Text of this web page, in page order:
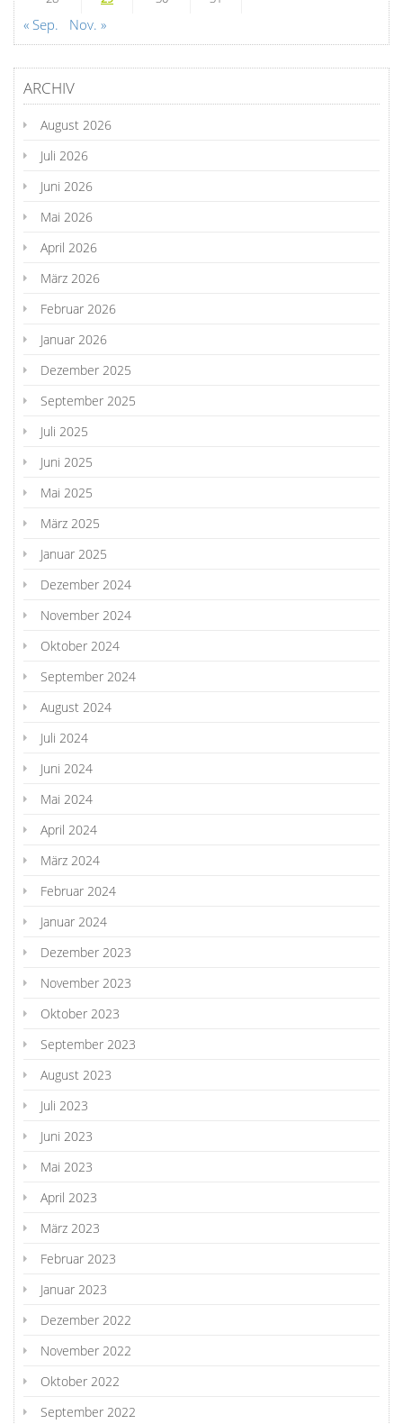
« Sep. Nov. »
ARCHIV
August 2026
Juli 2026
Juni 2026
Mai 2026
April 2026
März 2026
Februar 2026
Januar 2026
Dezember 2025
September 2025
Juli 2025
Juni 2025
Mai 2025
März 2025
Januar 2025
Dezember 2024
November 2024
Oktober 2024
September 2024
August 2024
Juli 2024
Juni 2024
Mai 2024
April 2024
März 2024
Februar 2024
Januar 2024
Dezember 2023
November 2023
Oktober 2023
September 2023
August 2023
Juli 2023
Juni 2023
Mai 2023
April 2023
März 2023
Februar 2023
Januar 2023
Dezember 2022
November 2022
Oktober 2022
September 2022